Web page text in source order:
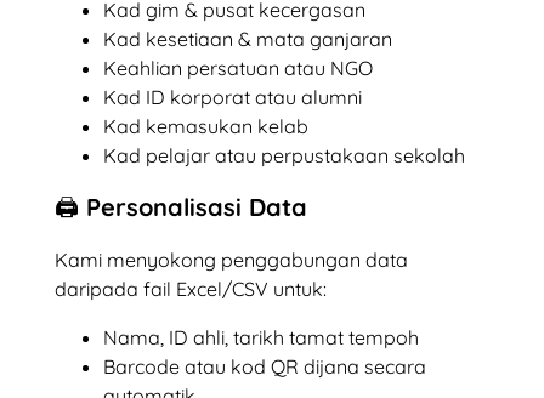
Kad gim & pusat kecergasan
Kad kesetiaan & mata ganjaran
Keahlian persatuan atau NGO
Kad ID korporat atau alumni
Kad kemasukan kelab
Kad pelajar atau perpustakaan sekolah
🖨️ Personalisasi Data
Kami menyokong penggabungan data
daripada fail Excel/CSV untuk:
Nama, ID ahli, tarikh tamat tempoh
Barcode atau kod QR dijana secara